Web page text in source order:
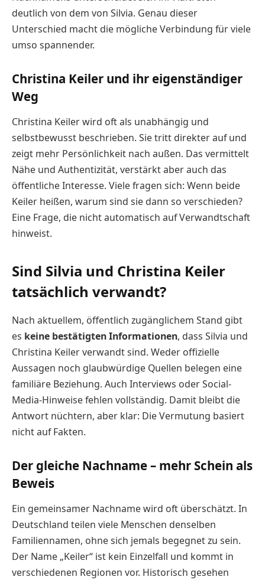
deutlich von dem von Silvia. Genau dieser
Unterschied macht die mögliche Verbindung für viele
umso spannender.
Christina Keiler und ihr eigenständiger
Weg
Christina Keiler wird oft als unabhängig und
selbstbewusst beschrieben. Sie tritt direkter auf und
zeigt mehr Persönlichkeit nach außen. Das vermittelt
Nähe und Authentizität, verstärkt aber auch das
öffentliche Interesse. Viele fragen sich: Wenn beide
Keiler heißen, warum sind sie dann so verschieden?
Eine Frage, die nicht automatisch auf Verwandtschaft
hinweist.
Sind Silvia und Christina Keiler
tatsächlich verwandt?
Nach aktuellem, öffentlich zugänglichem Stand gibt
es keine bestätigten Informationen, dass Silvia und
Christina Keiler verwandt sind. Weder offizielle
Aussagen noch glaubwürdige Quellen belegen eine
familiäre Beziehung. Auch Interviews oder Social-
Media-Hinweise fehlen vollständig. Damit bleibt die
Antwort nüchtern, aber klar: Die Vermutung basiert
nicht auf Fakten.
Der gleiche Nachname – mehr Schein als
Beweis
Ein gemeinsamer Nachname wird oft überschätzt. In
Deutschland teilen viele Menschen denselben
Familiennamen, ohne sich jemals begegnet zu sein.
Der Name „Keiler“ ist kein Einzelfall und kommt in
verschiedenen Regionen vor. Historisch gesehen